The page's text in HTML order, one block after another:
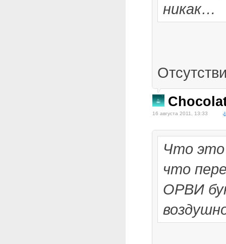
никак…
16 августа 2011, 13:33
Что это
что
ОРВИ